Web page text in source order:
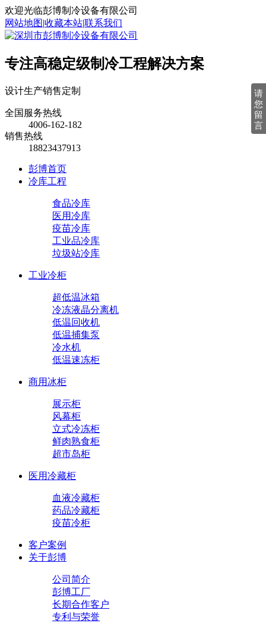
欢迎光临彭博制冷设备有限公司
网站地图|收藏本站|联系我们
专注高稳定级制冷工程解决方案
设计生产销售定制
全国服务热线
4006-162-182
销售热线
18823437913
彭博首页
冷库工程
食品冷库
医用冷库
疫苗冷库
工业品冷库
垃圾站冷库
工业冷柜
超低温冰箱
冷冻液晶分离机
低温回收机
低温捕集泵
冷水机
低温速冻柜
商用冰柜
展示柜
风幕柜
立式冷冻柜
鲜肉熟食柜
超市岛柜
医用冷藏柜
血液冷藏柜
药品冷藏柜
疫苗冷柜
客户案例
关于彭博
公司简介
彭博工厂
长期合作客户
专利与荣誉
请
您
留
言